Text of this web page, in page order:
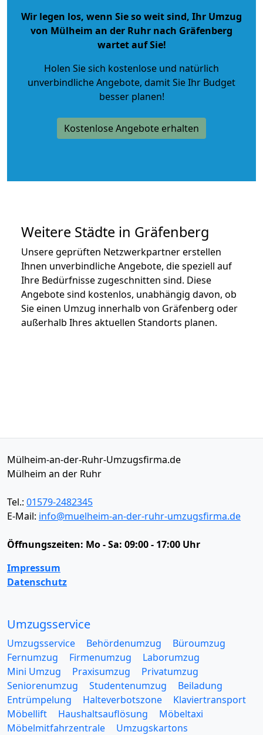
Wir legen los, wenn Sie so weit sind, Ihr Umzug
von Mülheim an der Ruhr nach Gräfenberg
wartet auf Sie!
Holen Sie sich kostenlose und natürlich
unverbindliche Angebote, damit Sie Ihr Budget
besser planen!
Kostenlose Angebote erhalten
Weitere Städte in Gräfenberg
Unsere geprüften Netzwerkpartner erstellen
Ihnen unverbindliche Angebote, die speziell auf
Ihre Bedürfnisse zugeschnitten sind. Diese
Angebote sind kostenlos, unabhängig davon, ob
Sie einen Umzug innerhalb von Gräfenberg oder
außerhalb Ihres aktuellen Standorts planen.
Mülheim-an-der-Ruhr-Umzugsfirma.de
Mülheim an der Ruhr
Tel.: 01579-2482345
E-Mail: info@muelheim-an-der-ruhr-umzugsfirma.de
Öffnungszeiten: Mo - Sa: 09:00 - 17:00 Uhr
Impressum
Datenschutz
Umzugsservice
Umzugsservice Behördenumzug
Büroumzug
Fernumzug
Firmenumzug
Laborumzug
Mini Umzug
Praxisumzug
Privatumzug
Seniorenumzug
Studentenumzug
Beiladung
Entrümpelung
Halteverbotszone
Klaviertransport
Möbellift
Haushaltsauflösung
Möbeltaxi
Möbelmitfahrzentrale
Umzugskartons